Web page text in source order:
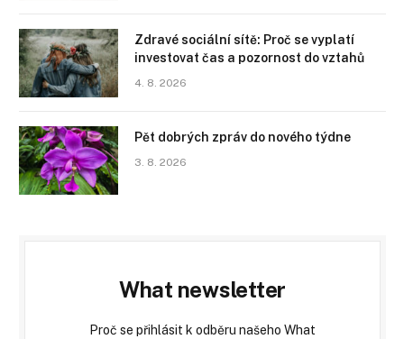
Zdravé sociální sítě: Proč se vyplatí
investovat čas a pozornost do vztahů
4. 8. 2026
Pět dobrých zpráv do nového týdne
3. 8. 2026
What newsletter
Proč se přihlásit k odběru našeho What